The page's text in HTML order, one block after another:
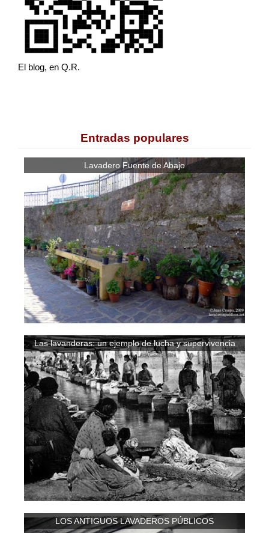
El blog, en Q.R.
Entradas populares
Lavadero Fuente de Abajo
Las lavanderas: un ejemplo de lucha y supervivencia
LOS ANTIGUOS LAVADEROS PÚBLICOS